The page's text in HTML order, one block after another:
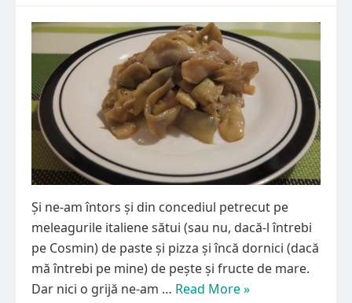
Și ne-am întors și din concediul petrecut pe
meleagurile italiene sătui (sau nu, dacă-l întrebi
pe Cosmin) de paste și pizza și încă dornici (dacă
mă întrebi pe mine) de pește și fructe de mare.
Dar nici o grijă ne-am … Read More »